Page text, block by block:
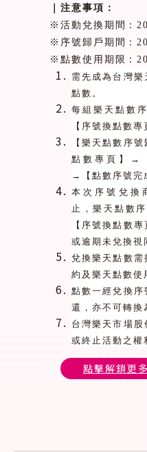
｜注意事項：
※活動兌換期間：
※序號歸戶期間：
※點數使用期限：
需先成為台灣樂
點數。
每組樂天點數
【序號換點數專
【樂天點數序
點數專頁】→
→【點數序號完
本次序號兌換
止，樂天點數
【序號換點數
或逾期未兌換視
兌換樂天點數需
約及樂天點數使
點數一經兌換序
還，亦不可轉換
台灣樂天市場股
或終止活動之權
點擊解鎖更多